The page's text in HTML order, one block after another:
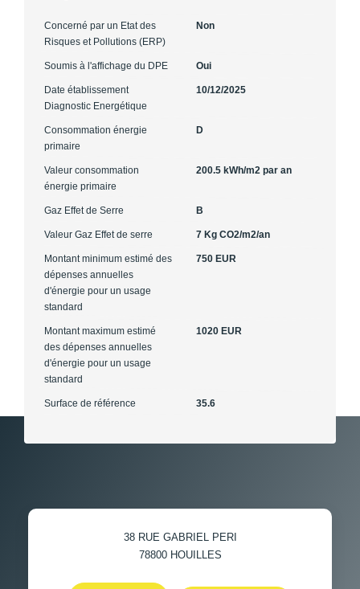
Concerné par un Etat des
Risques et Pollutions (ERP)
Non
Soumis à l'affichage du DPE Oui
Date établissement
Diagnostic Energétique
10/12/2025
Consommation énergie
primaire
D
Valeur consommation
énergie primaire
200.5 kWh/m2 par an
Gaz Effet de Serre B
Valeur Gaz Effet de serre 7 Kg CO2/m2/an
Montant minimum estimé des
dépenses annuelles
d'énergie pour un usage
standard
750 EUR
Montant maximum estimé
des dépenses annuelles
d'énergie pour un usage
standard
1020 EUR
Surface de référence 35.6
38 RUE GABRIEL PERI
78800 HOUILLES